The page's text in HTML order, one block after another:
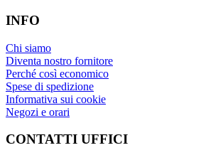
INFO
Chi siamo
Diventa nostro fornitore
Perché così economico
Spese di spedizione
Informativa sui cookie
Negozi e orari
CONTATTI UFFICI